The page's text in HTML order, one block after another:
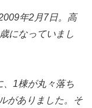
年2月7日。高
になっていまし
、1棟が丸々落ち
がありました。そ